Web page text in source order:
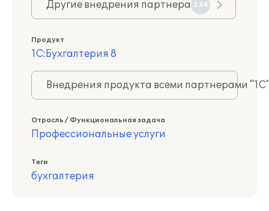
Другие внедрения партнера 234
Продукт
1С:Бухгалтерия 8
Внедрения продукта всеми партнерами
Отрасль / Функциональная задача
Профессиональные услуги
Теги
бухгалтерия